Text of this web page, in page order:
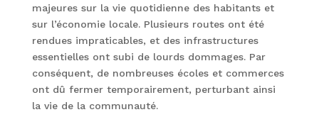
majeures sur la vie quotidienne des habitants et
sur l’économie locale. Plusieurs routes ont été
rendues impraticables, et des infrastructures
essentielles ont subi de lourds dommages. Par
conséquent, de nombreuses écoles et commerces
ont dû fermer temporairement, perturbant ainsi
la vie de la communauté.